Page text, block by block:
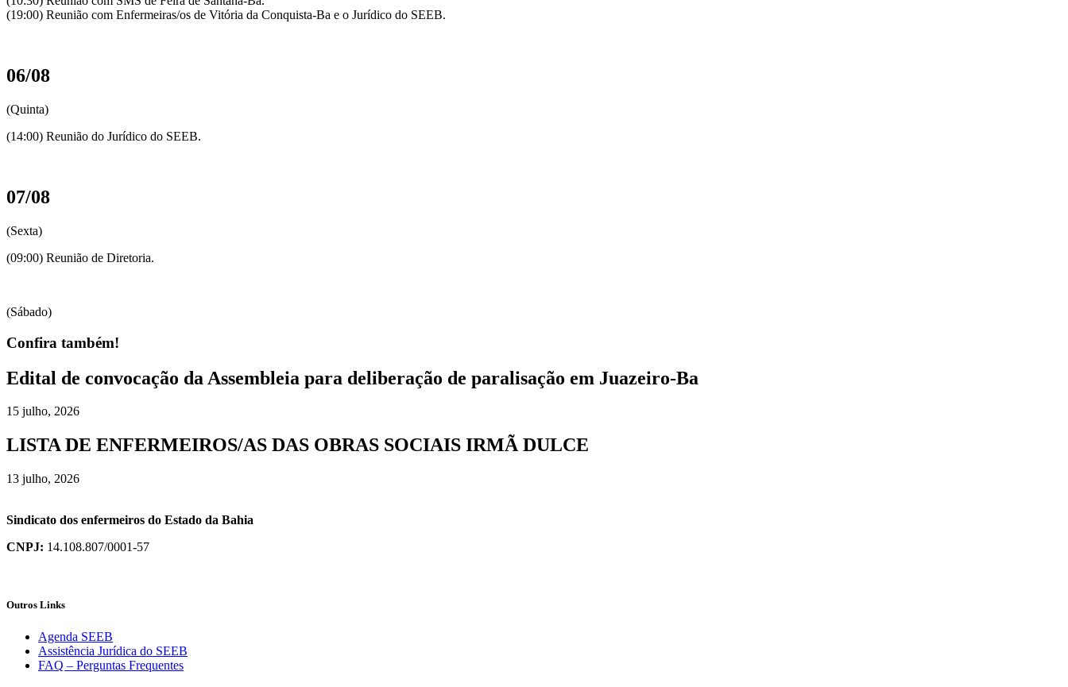
(19:00) Reunião com Enfermeiras/os de Vitória da Conquista-Ba e o Jurídico do SEEB.
06/08
(Quinta)
(14:00) Reunião do Jurídico do SEEB.
07/08
(Sexta)
(09:00) Reunião de Diretoria.
(Sábado)
Confira também!
Edital de convocação da Assembleia para deliberação de paralisação em Juazeiro-Ba
15 julho, 2026
LISTA DE ENFERMEIROS/AS DAS OBRAS SOCIAIS IRMÃ DULCE
13 julho, 2026
Sindicato dos enfermeiros do Estado da Bahia
CNPJ: 14.108.807/0001-57
Outros Links
Agenda SEEB
Assistência Jurídica do SEEB
FAQ – Perguntas Frequentes